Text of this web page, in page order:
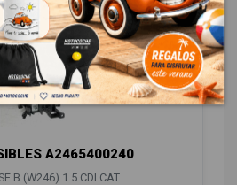
A2465400240
B (W246) 1.5 CDI CAT